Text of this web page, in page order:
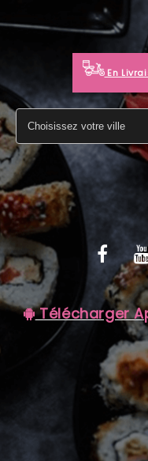
VOTRE COMPTE
NOTRE RESTAURANT
MENTIONS LÉGALES
C.G.V
En
Télécharger